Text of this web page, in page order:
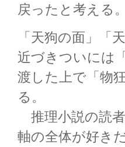
戻ったと考える。
「天狗の面」「
近づきついには
渡した上で「物
る。
推理小説の読
軸の全体が好き